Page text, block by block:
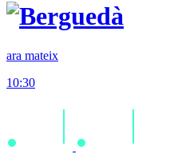
ara mateix
10:30